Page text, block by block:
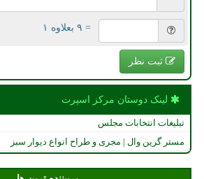
= ۹ بعلاوه ۱
ثبت نظر
لینک دوستان مركز اسپرت
تبلیغات انتخابات مجلس
مستر گرین وال | مجری و طراح انواع دیوار سبز